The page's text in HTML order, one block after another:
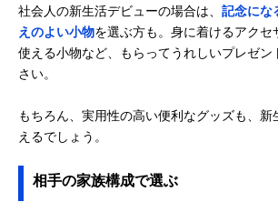
社会人の新生活デビューの場合は、 記念にな
えのよい小物を選ぶ方も。身に着けるアクセ
使える小物など、もらってうれしいプレゼン
さい。
もちろん、実用性の高い便利なグッズも、新
えるでしょう。
相手の家族構成で選ぶ